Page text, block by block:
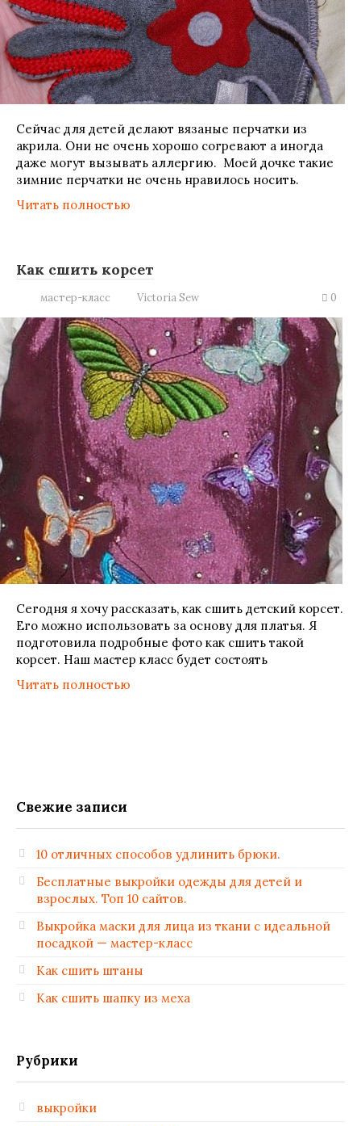
Сейчас для детей делают вязаные перчатки из
акрила. Они не очень хорошо согревают а иногда
даже могут вызывать аллергию. Моей дочке такие
зимние перчатки не очень нравилось носить.
Читать полностью
Как сшить корсет
мастер-класс Victoria Sew 0
Сегодня я хочу рассказать, как сшить детский корсет.
Его можно использовать за основу для платья. Я
подготовила подробные фото как сшить такой
корсет. Наш мастер класс будет состоять
Читать полностью
Свежие записи
10 отличных способов удлинить брюки.
Бесплатные выкройки одежды для детей и
взрослых. Топ 10 сайтов.
Выкройка маски для лица из ткани с идеальной
посадкой — мастер-класс
Как сшить штаны
Как сшить шапку из меха
Рубрики
выкройки